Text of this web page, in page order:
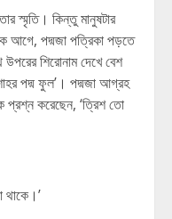
স্মৃতি। কিন্তু মানুষটার
আগে, পদ্মজা পত্রিকা পড়তে
উপরের শিরোনাম দেখে বেশ
পদ্ম ফুল’। পদ্মজা আগ্রহ
প্রশ্ন করেছেন, ‘ত্রিশ তো
থাকে।’